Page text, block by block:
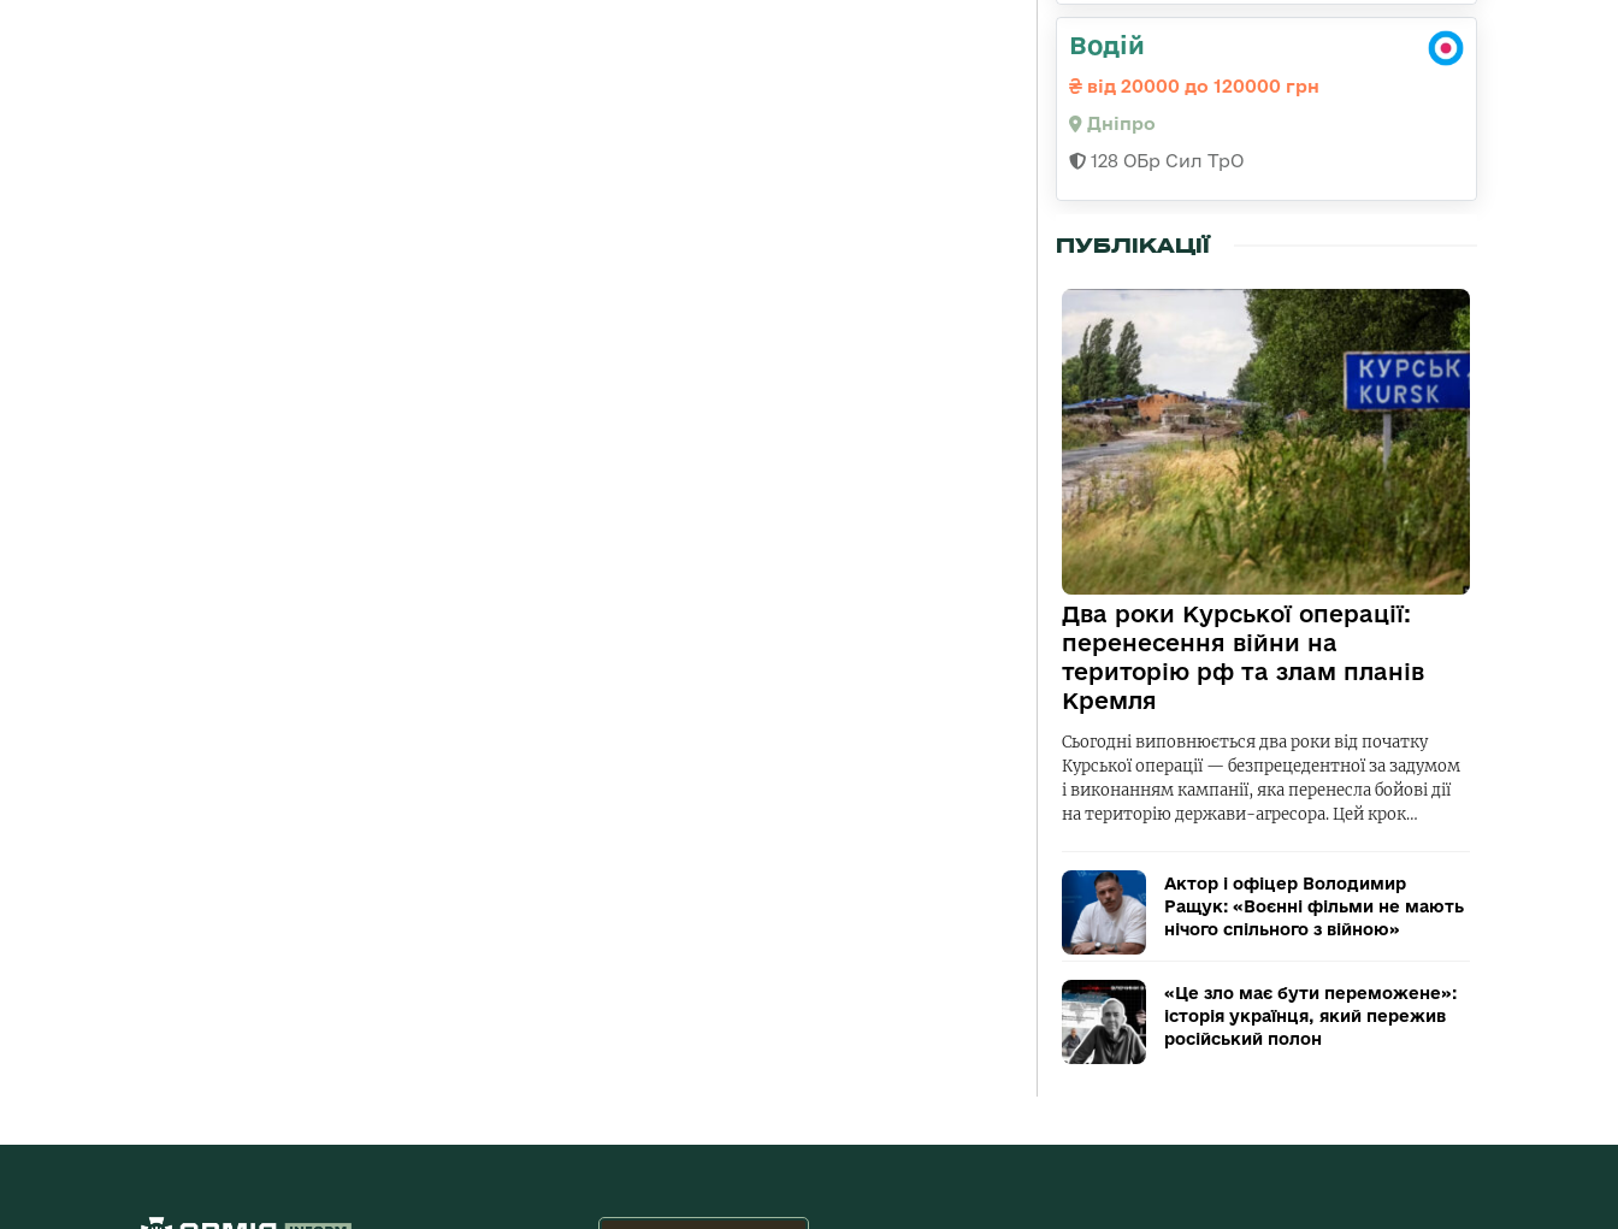
Водій
від 20000 до 120000 грн
Дніпро
128 ОБр Сил ТрО
ПУБЛІКАЦІЇ
Два роки Курської операції:
перенесення війни на
територію рф та злам планів
Кремля
Сьогодні виповнюється два роки від початку
Курської операції — безпрецедентної за задумом
і виконанням кампанії, яка перенесла бойові дії
на територію держави-агресора. Цей крок…
Актор і офіцер Володимир
Ращук: «Воєнні фільми не мають
нічого спільного з війною»
«Це зло має бути переможене»:
історія українця, який пережив
російський полон